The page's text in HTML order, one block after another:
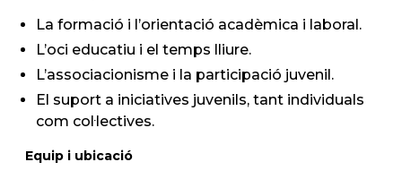
La formació i l’orientació acadèmica i laboral.
L’oci educatiu i el temps lliure.
L’associacionisme i la participació juvenil.
El suport a iniciatives juvenils, tant individuals
com col·lectives.
Equip i ubicació